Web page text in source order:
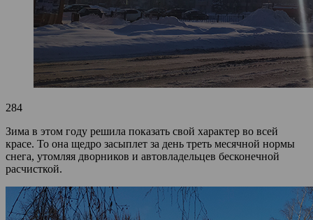
284
Зима в этом году решила показать свой характер во всей
красе. То она щедро засыплет за день треть месячной нормы
снега, утомляя дворников и автовладельцев бесконечной
расчисткой.